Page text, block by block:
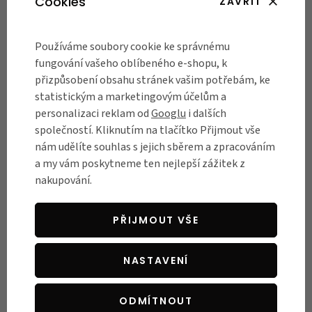
PRO DĚTI
Šílené doplňky na kolo
Riesel Design
Nudí vás běžná výbava na kolo
a chcete vystoupit z davu? Tak
to jste tu správně!
Extravagantní kousky z dílny
mají dokonale našlápnutý
jízdu a udělá z vašeho kola
Cookies ZAVŘÍT
Používáme soubory cookie ke správnému
fungování vašeho oblíbeného e-shopu, k
přizpůsobení obsahu stránek vašim potřebám, ke
statistickým a marketingovým účelům a
personalizaci reklam odGooglu i dalších
společností. Kliknutím na tlačítko Přijmout vše
nám udělíte souhlas s jejich sběrem a zpracováním
a my vám poskytneme ten nejlepší zážitek z
nakupování.
PŘIJMOUT VŠE
NASTAVENÍ
ODMÍTNOUT